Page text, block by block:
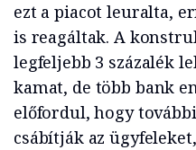
ezt a piacot leuralta,
is reagáltak. A
legfeljebb 3 százalék
kamat, de több bank
előfordul, hogy
csábítják az